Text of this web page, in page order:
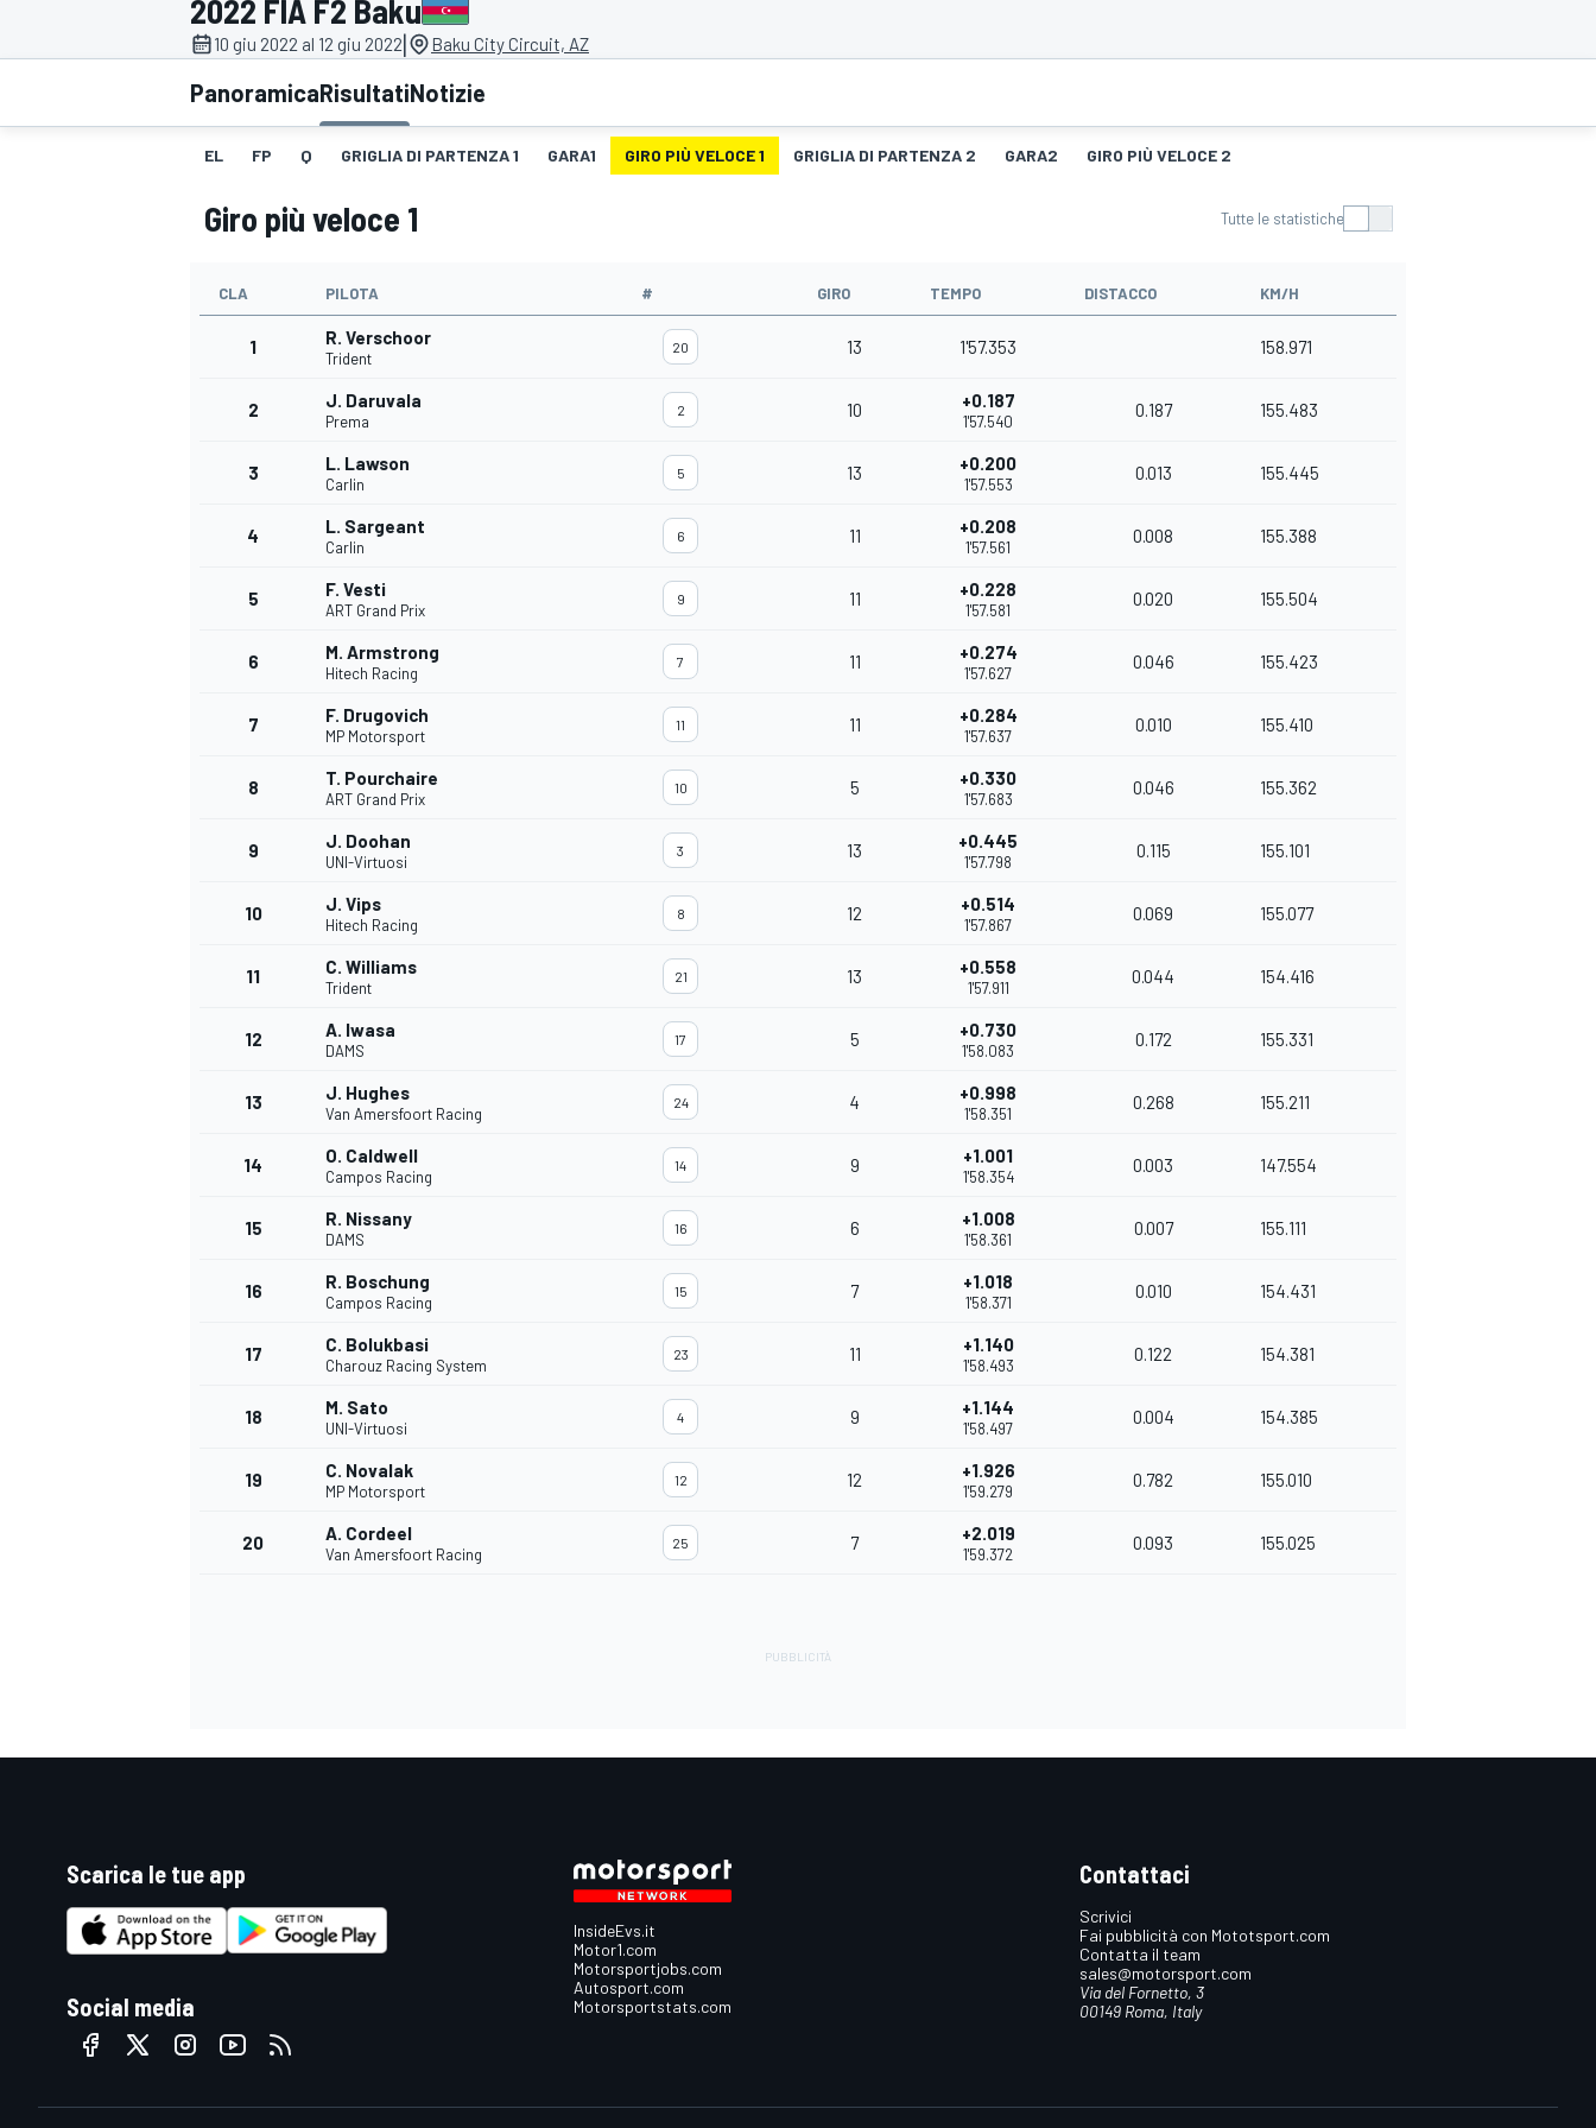
MOTOGP WEC
WRC
MONOPOSTO
ENDURANCE/GT
2022 FIA F2 Baku
10 giu 2022 al 12 giu 2022| Baku City Circuit, AZ
PanoramicaRisultatiNotizie
EL FP Q GRIGLIA DI PARTENZA 1 GARA1 GIRO PIÙ VELOCE 1 GRIGLIA DI PARTENZA 2 GARA2 GIRO PIÙ VELOCE 2
Giro più veloce 1 Tutte le statistiche
CLA PILOTA # GIRO TEMPO DISTACCO KM/H
1 R. Verschoor
Trident
20 13 1'57.353 158.971
2 J. Daruvala
Prema
2 10 +0.187
1'57.540
0.187 155.483
3 L. Lawson
Carlin
5 13 +0.200
1'57.553
0.013 155.445
4 L. Sargeant
Carlin
6 11 +0.208
1'57.561
0.008 155.388
5 F. Vesti
ART Grand Prix
9 11 +0.228
1'57.581
0.020 155.504
6 M. Armstrong
Hitech Racing
7 11 +0.274
1'57.627
0.046 155.423
7 F. Drugovich
MP Motorsport
11 11 +0.284
1'57.637
0.010 155.410
8 T. Pourchaire
ART Grand Prix
10 5 +0.330
1'57.683
0.046 155.362
9 J. Doohan
UNI-Virtuosi
3 13 +0.445
1'57.798
0.115 155.101
10 J. Vips
Hitech Racing
8 12 +0.514
1'57.867
0.069 155.077
11 C. Williams
Trident
21 13 +0.558
1'57.911
0.044 154.416
12 A. Iwasa
DAMS
17 5 +0.730
1'58.083
0.172 155.331
13 J. Hughes
Van Amersfoort Racing
24 4 +0.998
1'58.351
0.268 155.211
14 O. Caldwell
Campos Racing
14 9 +1.001
1'58.354
0.003 147.554
15 R. Nissany
DAMS
16 6 +1.008
1'58.361
0.007 155.111
16 R. Boschung
Campos Racing
15 7 +1.018
1'58.371
0.010 154.431
17 C. Bolukbasi
Charouz Racing System
23 11 +1.140
1'58.493
0.122 154.381
18 M. Sato
UNI-Virtuosi
4 9 +1.144
1'58.497
0.004 154.385
19 C. Novalak
MP Motorsport
12 12 +1.926
1'59.279
0.782 155.010
20 A. Cordeel
Van Amersfoort Racing
25 7 +2.019
1'59.372
0.093 155.025
Scarica le tue app
Social media
InsideEvs.it
Motor1.com
Motorsportjobs.com
Autosport.com
Motorsportstats.com
Contattaci
Scrivici
Fai pubblicità con Mototsport.com
Contatta il team
sales@motorsport.com
Via del Fornetto, 3
00149 Roma, Italy